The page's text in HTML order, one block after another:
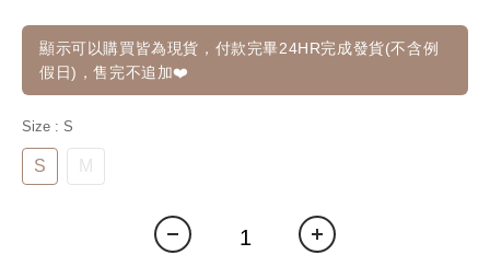
顯示可以購買皆為現貨，付款完畢24HR完成發貨(不含例
假日)，售完不追加❤️
Size : S
S M